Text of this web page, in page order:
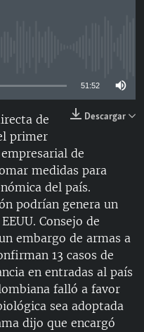
CUBA
LATINA
51:52
Descargar
de
primer
de
medidas para
del país.
podrían genera un
Consejo de
embargo de armas a
13 casos de
en entradas al país
falló a favor
sea adoptada
dijo que encargó